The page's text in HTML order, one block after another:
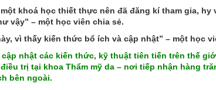
khoá học thiết thực nên đã đăng kí tham gia,
vậy” – một học viên chia sẻ.
vì thấy kiến thức bổ ích và cập nhật” – một học
nhật các kiến thức, kỹ thuật tiên tiến trên thế
trị tại khoa Thẩm mỹ da – nơi tiếp nhận hàng
bên ngoài.